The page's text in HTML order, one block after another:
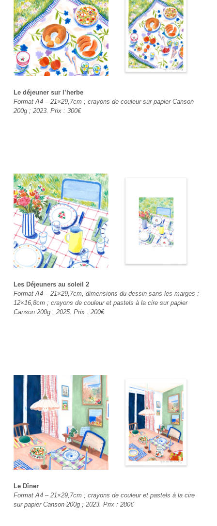
Le déjeuner sur l’herbe
Format A4 – 21×29,7cm ; crayons de couleur sur papier Canson
200g ; 2023. Prix : 300€
Les Déjeuners au soleil 2
Format A4 – 21×29,7cm, dimensions du dessin sans les marges :
12×16,8cm ; crayons de couleur et pastels à la cire sur papier
Canson 200g ; 2025. Prix : 200€
Le Dîner
Format A4 – 21×29,7cm ; crayons de couleur et pastels à la cire
sur papier Canson 200g ; 2023. Prix : 280€